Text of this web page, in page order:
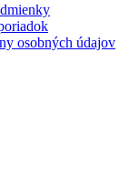
osobných údajov